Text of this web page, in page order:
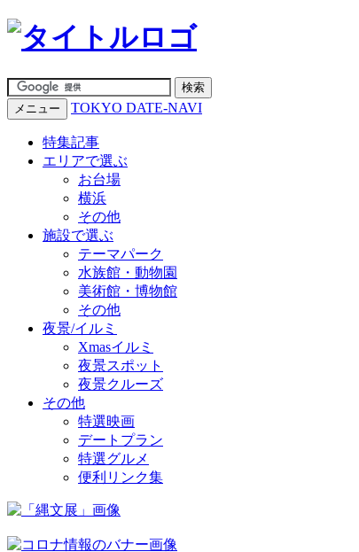
メニュー TOKYO DATE-NAVI
特集記事
エリアで選ぶ
お台場
横浜
その他
施設で選ぶ
テーマパーク
水族館・動物園
美術館・博物館
その他
夜景/イルミ
Xmasイルミ
夜景スポット
夜景クルーズ
その他
特選映画
デートプラン
特選グルメ
便利リンク集